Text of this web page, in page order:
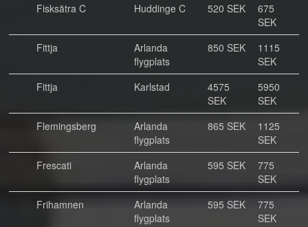
Fisksätra C
Huddinge C 520 SEK
675
SEK
Fittja
Arlanda
flygplats
850 SEK
1115
SEK
Fittja
Karlstad
4575
SEK
5950
SEK
Flemingsberg
Arlanda
flygplats
865 SEK
1125
SEK
Frescati
Arlanda
flygplats
595 SEK
775
SEK
Frihamnen
Arlanda
flygplats
595 SEK
775
SEK